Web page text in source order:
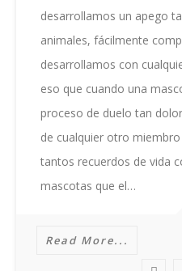
desarrollamos un apego
animales, fácilmente
desarrollamos con
eso que cuando una
proceso de duelo tan
de cualquier otro
tantos recuerdos de vida
mascotas que el…
Read More...